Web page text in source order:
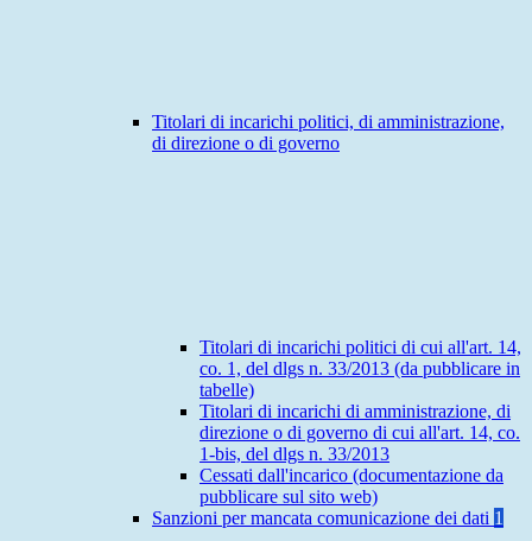
Titolari di incarichi politici, di amministrazione,
di direzione o di governo
Titolari di incarichi politici di cui all'art. 14,
co. 1, del dlgs n. 33/2013 (da pubblicare in
tabelle)
Titolari di incarichi di amministrazione, di
direzione o di governo di cui all'art. 14, co.
1-bis, del dlgs n. 33/2013
Cessati dall'incarico (documentazione da
pubblicare sul sito web)
Sanzioni per mancata comunicazione dei dati 1